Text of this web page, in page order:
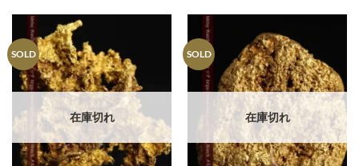
SOLD
在庫切れ
SOLD
在庫切れ